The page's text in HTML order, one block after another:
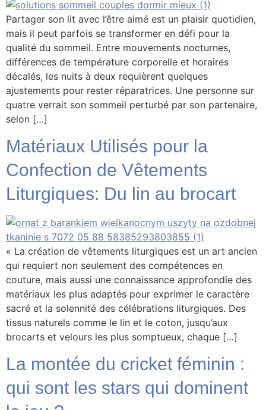
Partager son lit avec l’être aimé est un plaisir quotidien,
mais il peut parfois se transformer en défi pour la
qualité du sommeil. Entre mouvements nocturnes,
différences de température corporelle et horaires
décalés, les nuits à deux requièrent quelques
ajustements pour rester réparatrices. Une personne sur
quatre verrait son sommeil perturbé par son partenaire,
selon […]
Matériaux Utilisés pour la
Confection de Vêtements
Liturgiques: Du lin au brocart
« La création de vêtements liturgiques est un art ancien
qui requiert non seulement des compétences en
couture, mais aussi une connaissance approfondie des
matériaux les plus adaptés pour exprimer le caractère
sacré et la solennité des célébrations liturgiques. Des
tissus naturels comme le lin et le coton, jusqu’aux
brocarts et velours les plus somptueux, chaque […]
La montée du cricket féminin :
qui sont les stars qui dominent